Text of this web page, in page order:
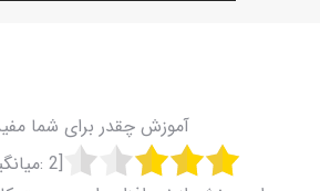
آموزش چقدر برای شما
[
2